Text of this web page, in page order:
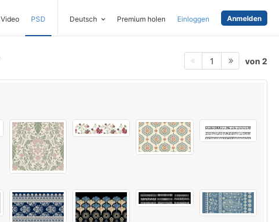
Video PSD Deutsch Premium holen Einloggen Anmelden
1 von 2